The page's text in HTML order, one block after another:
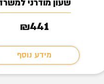
שעון מודרני
₪441
מידע נוסף